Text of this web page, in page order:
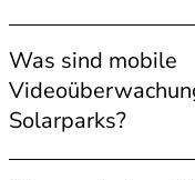
Was sind mobile
Solarparks?
Mobile